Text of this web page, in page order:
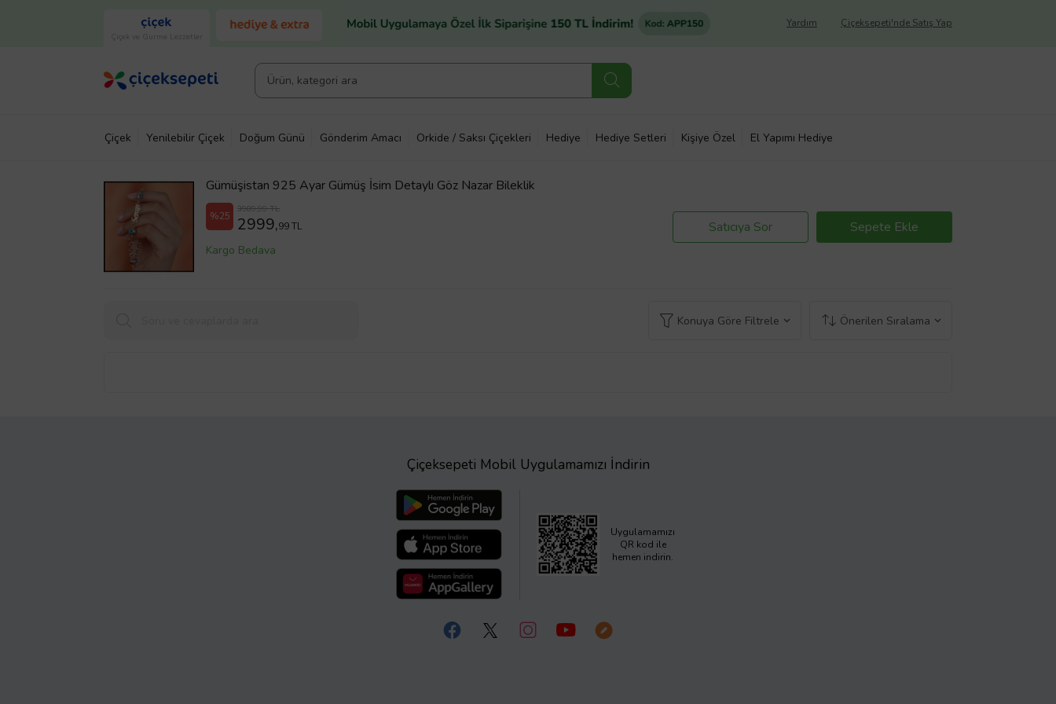
Çiçek ve Gurme Lezzetler
Çiçeksepeti'nde Satış Yap
Yardım
Çiçek Yenilebilir Çiçek Doğum Günü Gönderim Amacı Orkide / Saksı Çiçekleri Hediye Hediye Setleri Kişiye Özel El Yapımı Hediye
Gümüşistan 925 Ayar Gümüş İsim Detaylı Göz Nazar Bileklik
%25
3989,99 TL
2999,99 TL
Kargo Bedava
Satıcıya Sor Sepete Ekle
Konuya Göre Filtrele Önerilen Sıralama
Çiçeksepeti Mobil Uygulamamızı İndirin
Uygulamamızı
QR kod ile
hemen indirin.